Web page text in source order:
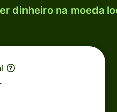
dinheiro na moeda